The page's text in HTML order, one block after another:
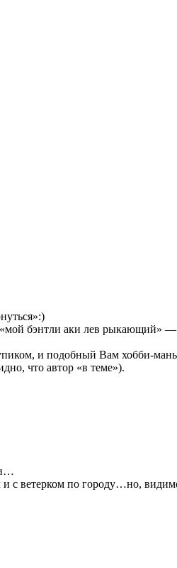
бэнтли аки лев рыкающий» —
и подобный Вам хобби-
что автор «в теме»).
с ветерком по городу…но,